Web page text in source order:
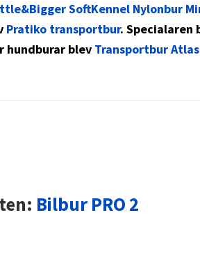
SoftKennel Nylonbur
Pratiko transportbur. Specialaren
hundburar blev Transportbur
Bilbur PRO 2